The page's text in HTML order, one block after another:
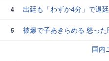
4 出廷も「わずか4分」で退
5
被爆で子あきらめる 怒った
国内